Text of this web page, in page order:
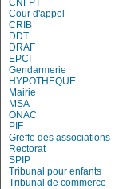
CNFPT
Cour d'appel
CRIB
DDT
DRAF
EPCI
Gendarmerie
HYPOTHEQUE
Mairie
MSA
ONAC
PIF
Greffe des associations
Rectorat
SPIP
Tribunal pour enfants
Tribunal de commerce